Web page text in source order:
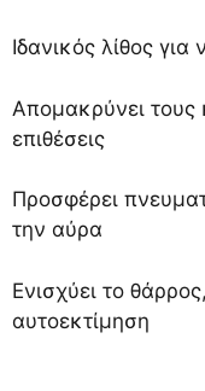
Ιδανικός λίθος
Απομακρύνει τους
επιθέσεις
Προσφέρει
την αύρα
Ενισχύει το
αυτοεκτίμηση